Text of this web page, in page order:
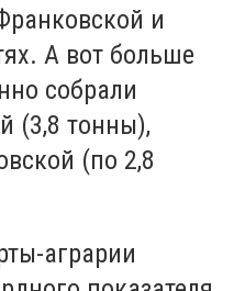
и
А вот больше
собрали
(3,8 тонны),
(по 2,8
аграрии